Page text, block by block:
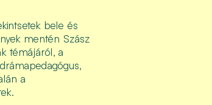
bele és
mentén Szász
témájáról, a
a